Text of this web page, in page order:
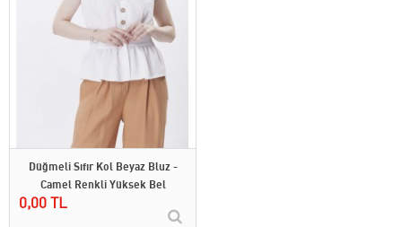
Düğmeli Sıfır Kol Beyaz Bluz -
Camel Renkli Yüksek Bel
0,00 TL